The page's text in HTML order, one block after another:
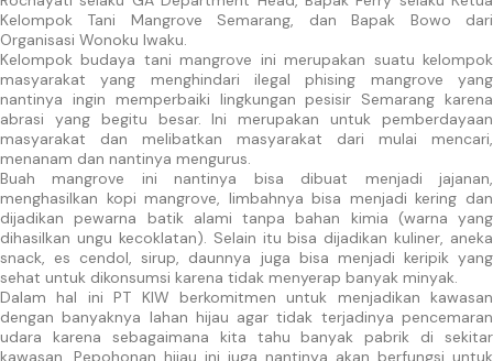
Kelompok Tani Mangrove Semarang, dan Bapak Bowo dari
Organisasi Wonoku Iwaku.
Kelompok budaya tani mangrove ini merupakan suatu kelompok
masyarakat yang menghindari ilegal phising mangrove yang
nantinya ingin memperbaiki lingkungan pesisir Semarang karena
abrasi yang begitu besar. Ini merupakan untuk pemberdayaan
masyarakat dan melibatkan masyarakat dari mulai mencari,
menanam dan nantinya mengurus.
Buah mangrove ini nantinya bisa dibuat menjadi jajanan,
menghasilkan kopi mangrove, limbahnya bisa menjadi kering dan
dijadikan pewarna batik alami tanpa bahan kimia (warna yang
dihasilkan ungu kecoklatan). Selain itu bisa dijadikan kuliner, aneka
snack, es cendol, sirup, daunnya juga bisa menjadi keripik yang
sehat untuk dikonsumsi karena tidak menyerap banyak minyak.
Dalam hal ini PT KIW berkomitmen untuk menjadikan kawasan
dengan banyaknya lahan hijau agar tidak terjadinya pencemaran
udara karena sebagaimana kita tahu banyak pabrik di sekitar
kawasan. Pepohonan hijau ini juga nantinya akan berfungsi untuk